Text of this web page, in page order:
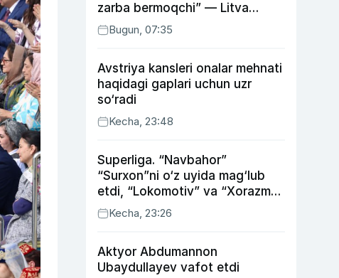
zarba bermoqchi” — Litva
mudofaa vaziri
Bugun, 07:35
Avstriya kansleri onalar mehnati
haqidagi gaplari uchun uzr
so‘radi
Kecha, 23:48
Superliga. “Navbahor”
“Surxon”ni o‘z uyida mag‘lub
etdi, “Lokomotiv” va “Xorazm”
uyda g‘alaba qozondi
Kecha, 23:26
Aktyor Abdu­mannon
Ubaydullayev vafot etdi